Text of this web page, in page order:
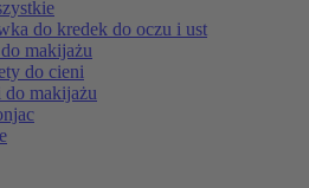
do kredek do oczu i ust
makijażu
do cieni
do makijażu